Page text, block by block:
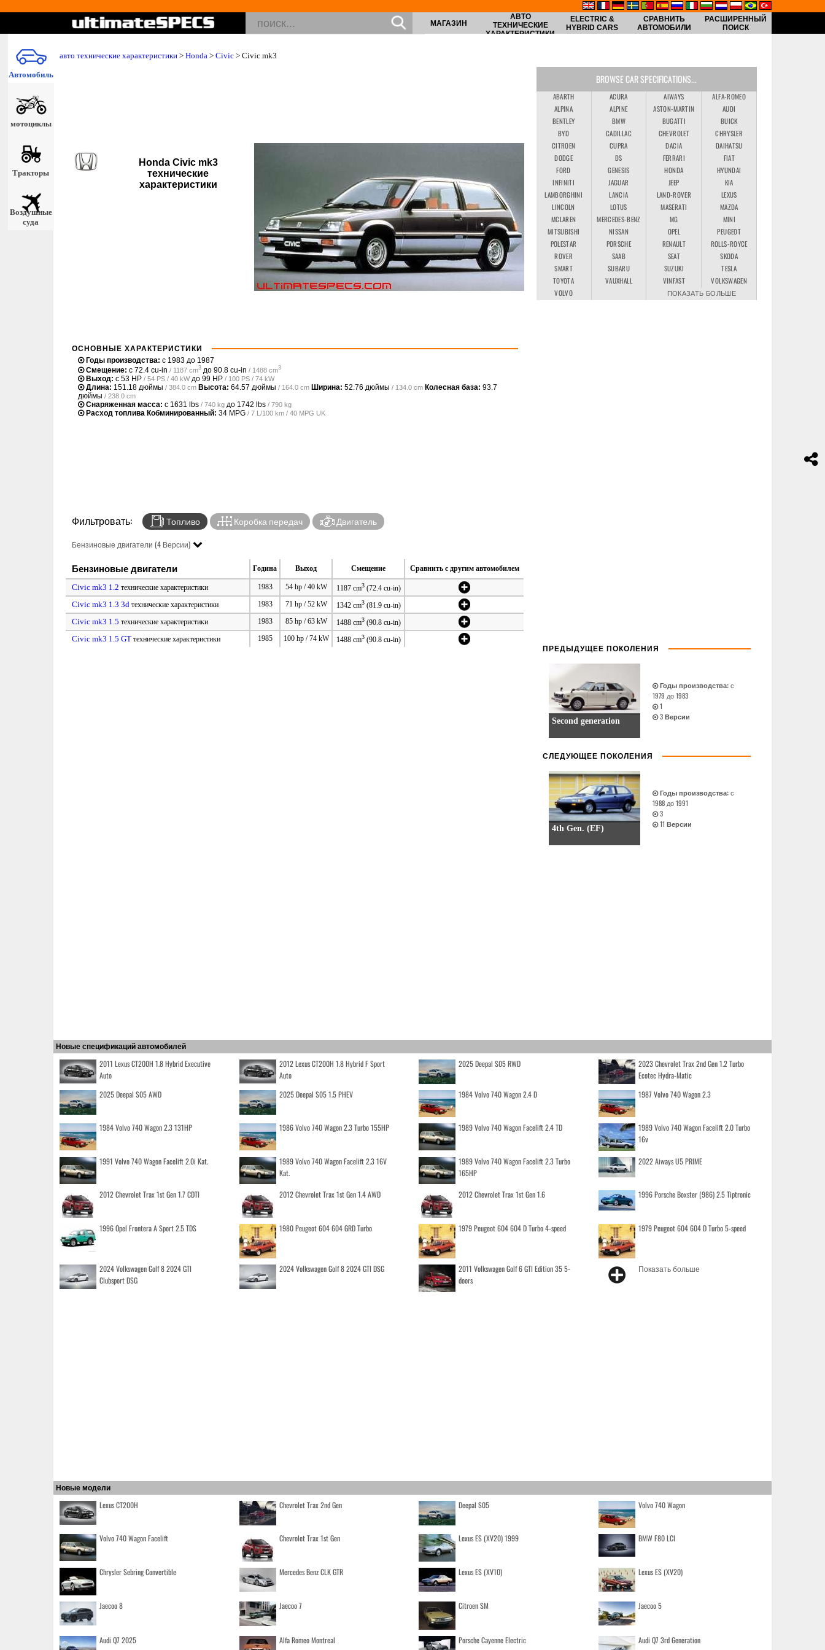
Автомобиль
мотоциклы
Тракторы
Воздушные
суда
МАГАЗИН
АВТО
ТЕХНИЧЕСКИЕ
ХАРАКТЕРИСТИКИ
ELECTRIC &
HYBRID CARS
СРАВНИТЬ
АВТОМОБИЛИ
РАСШИРЕННЫЙ
ПОИСК
авто технические характеристики > Honda > Civic > Civic mk3
Honda Civic mk3
технические
характеристики
ОСНОВНЫЕ ХАРАКТЕРИСТИКИ
Годы производства: с 1983 до 1987
Смещение: с 72.4 cu-in / 1187 cm3 до 90.8 cu-in / 1488 cm3
Выход: с 53 HP / 54 PS / 40 kWдо 99 HP / 100 PS / 74 kW
Длина: 151.18 дюймы / 384.0 cm Высота: 64.57 дюймы / 164.0 cm Ширина: 52.76 дюймы / 134.0 cm Колесная база: 93.7
дюймы / 238.0 cm
Снаряженная масса: с 1631 lbs / 740 kg до 1742 lbs / 790 kg
Расход топлива Кобминированный: 34 MPG / 7 L/100 km / 40 MPG UK
Фильтровать: Топливо Коробка передач Двигатель
Бензиновые двигатели (4 Версии)
Бензиновые двигатели Година Выход Смещение Сравнить с другим автомобилем
Civic mk3 1.2 технические характеристики 1983 54 hp / 40 kW 1187 cm3(72.4 cu-in)
Civic mk3 1.3 3d технические характеристики 1983 71 hp / 52 kW 1342 cm3(81.9 cu-in)
Civic mk3 1.5 технические характеристики 1983 85 hp / 63 kW 1488 cm3(90.8 cu-in)
Civic mk3 1.5 GT технические характеристики 1985 100 hp / 74 kW 1488 cm3(90.8 cu-in)
BROWSE CAR SPECIFICATIONS...
ABARTH ACURA AIWAYS
ALFA-ROMEO
ALPINA
ALPINE ASTON-MARTIN
AUDI
BENTLEY
BMW BUGATTI
BUICK
BYD
CADILLAC CHEVROLET
CHRYSLER
CITROEN
CUPRA DACIA
DAIHATSU
DODGE
DS FERRARI
FIAT
FORD
GENESIS HONDA
HYUNDAI
INFINITI
JAGUAR JEEP
KIA
LAMBORGHINI
LANCIA LAND-ROVER
LEXUS
LINCOLN
LOTUS MASERATI
MAZDA
MCLAREN
MERCEDES-BENZ MG
MINI
MITSUBISHI
NISSAN OPEL
PEUGEOT
POLESTAR
PORSCHE RENAULT
ROLLS-ROYCE
ROVER
SAAB SEAT
SKODA
SMART
SUBARU SUZUKI
TESLA
TOYOTA
VAUXHALL VINFAST
VOLKSWAGEN
VOLVO
ПОКАЗАТЬ БОЛЬШЕ
ПРЕДЫДУЩЕЕ ПОКОЛЕНИЯ
Second generation
Годы производства:с
1979 до 1983
1
3Версии
СЛЕДУЮЩЕЕ ПОКОЛЕНИЯ
4th Gen. (EF)
Годы производства:с
1988 до 1991
3
11Версии
Новые спецификаций автомобилей
2011 Lexus CT200H 1.8 Hybrid Executive
Auto
2012 Lexus CT200H 1.8 Hybrid F Sport
Auto
2025 Deepal S05 RWD
2023 Chevrolet Trax 2nd Gen 1.2 Turbo
Ecotec Hydra-Matic
2025 Deepal S05 AWD
2025 Deepal S05 1.5 PHEV 1984 Volvo 740 Wagon 2.4 D 1987 Volvo 740 Wagon 2.3
1984 Volvo 740 Wagon 2.3 131HP 1986 Volvo 740 Wagon 2.3 Turbo 155HP 1989 Volvo 740 Wagon Facelift 2.4 TD
1989 Volvo 740 Wagon Facelift 2.0 Turbo
16v
1991 Volvo 740 Wagon Facelift 2.0i Kat.
1989 Volvo 740 Wagon Facelift 2.3 16V
Kat.
1989 Volvo 740 Wagon Facelift 2.3 Turbo
165HP
2022 Aiways U5 PRIME
2012 Chevrolet Trax 1st Gen 1.7 CDTI 2012 Chevrolet Trax 1st Gen 1.4 AWD 2012 Chevrolet Trax 1st Gen 1.6 1996 Porsche Boxster (986) 2.5 Tiptronic
1996 Opel Frontera A Sport 2.5 TDS 1980 Peugeot 604 604 GRD Turbo 1979 Peugeot 604 604 D Turbo 4-speed 1979 Peugeot 604 604 D Turbo 5-speed
2024 Volkswagen Golf 8 2024 GTI
Clubsport DSG
2024 Volkswagen Golf 8 2024 GTI DSG
2011 Volkswagen Golf 6 GTI Edition 35 5-
doors
Показать больше
Новые модели
Lexus CT200H Chevrolet Trax 2nd Gen Deepal S05 Volvo 740 Wagon
Volvo 740 Wagon Facelift Chevrolet Trax 1st Gen Lexus ES (XV20) 1999 BMW F80 LCI
Chrysler Sebring Convertible Mercedes Benz CLK GTR Lexus ES (XV10) Lexus ES (XV20)
Jaecoo 8 Jaecoo 7 Citroen SM Jaecoo 5
Audi Q7 2025 Alfa Romeo Montreal Porsche Cayenne Electric Audi Q7 3rd Generation